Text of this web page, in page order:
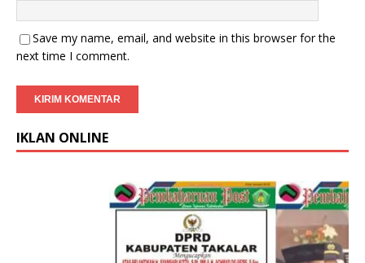
Save my name, email, and website in this browser for the
next time I comment.
IKLAN ONLINE